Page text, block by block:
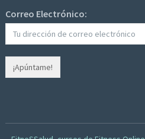
Correo Electrónico: